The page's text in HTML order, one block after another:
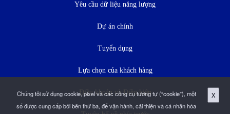
Chúng tôi sử dụng cookie, pixel và các công cụ tương tự (“cookie”), một
số được cung cấp bởi bên thứ ba, để vận hành, cải thiện và cá nhân hóa
X
Yêu cầu dữ liệu năng lượng
Dự án chính
Tuyển dụng
Lựa chọn của khách hàng
Điều khoản và Điều kiện